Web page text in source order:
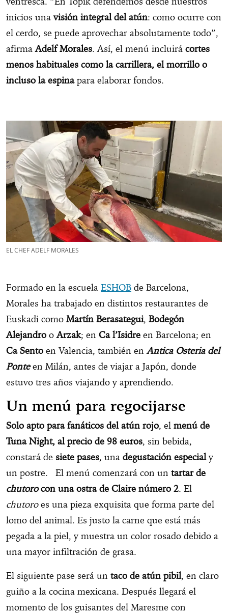
inicios una visión integral del atún: como ocurre con
el cerdo, se puede aprovechar absolutamente todo”,
afirmaAdelf Morales. Así, el menú incluirá cortes
menos habituales como la carrillera, el morrillo o
incluso la espinapara elaborar fondos.
EL CHEF ADELF MORALES
Formado en la escuela ESHOB de Barcelona,
Morales ha trabajado en distintos restaurantes de
Euskadi como Martín Berasategui, Bodegón
Alejandro oArzak; en Ca l’Isidre en Barcelona; en
Ca Sento en Valencia, también enAntica Osteria del
Ponteen Milán, antes de viajar a Japón, donde
estuvo tres años viajando y aprendiendo.
Un menú para regocijarse
Solo apto para fanáticos del atún rojo, el menú de
Tuna Night, al precio de 98 euros, sin bebida,
constará de siete pases, una degustación especialy
un postre. El menú comenzará con un tartar de
chutorocon una ostra de Claire número 2. El
chutoroes una pieza exquisita que forma parte del
lomo del animal. Es justo la carne que está más
pegada a la piel, y muestra un color rosado debido a
una mayor infiltración de grasa.
El siguiente pase será un taco de atún pibil, en claro
guiño a la cocina mexicana. Después llegará el
momento de los guisantes del Maresme con